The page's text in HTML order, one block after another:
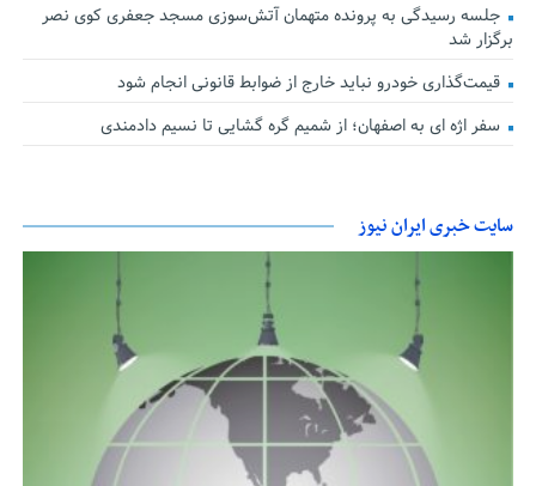
جلسه رسیدگی به پرونده متهمان آتش‌سوزی مسجد جعفری کوی نصر
برگزار شد
قیمت‌گذاری خودرو نباید خارج از ضوابط قانونی انجام شود
سفر اژه ای به اصفهان؛ از شمیم گره گشایی تا نسیم دادمندی
سایت خبری ایران نیوز